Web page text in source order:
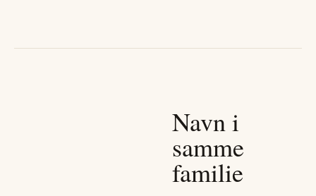
Navn i
samme
familie